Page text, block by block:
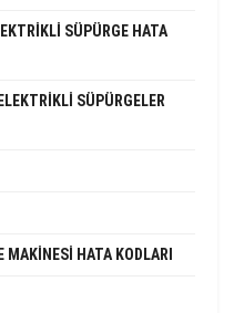
SÜPÜRGE HATA
SÜPÜRGELER
MAKINESI HATA KODLARI